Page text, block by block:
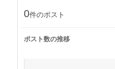
0件のポスト
ポスト数の推移